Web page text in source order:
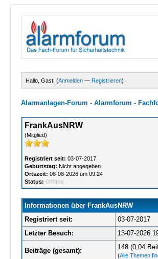
Hallo, Gast! (Anmelden — Registrieren)
Alarmanlagen-Forum - Alarmforum -
FrankAusNRW
(Mitglied)
Registriert seit: 03-07-2017
Geburtstag: Nicht angegeben
Ortszeit: 08-08-2026 um 09:24
Status: Offline
Informationen über FrankAusNRW
Registriert seit:
03-07-2017
Letzter Besuch:
13-07-2026
Beiträge (gesamt): 148 (0,04
(Alle Themen